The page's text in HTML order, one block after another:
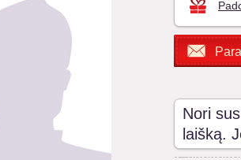
Nori
laišką.